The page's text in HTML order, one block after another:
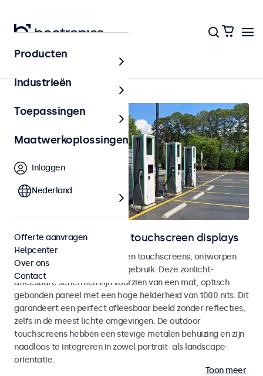
Outdoor
Outdoor monitoren en touchscreen displays
Weersbestendige monitoren en touchscreens, ontworpen
voor zowel binnen- als buitengebruik. Deze zonlicht-
afleesbare schermen zijn voorzien van een mat, optisch
gebonden paneel met een hoge helderheid van 1000 nits. Dit
garandeert een perfect afleesbaar beeld zonder reflecties,
zelfs in de meest lichte omgevingen. De outdoor
touchscreens hebben een stevige metalen behuizing en zijn
naadloos te integreren in zowel portrait- als landscape-
oriëntatie.
Toon meer
Producten
Industrieën
Toepassingen
Maatwerkoplossingen
Inloggen
Nederland
Offerte aanvragen
Helpcenter
Over ons
Contact